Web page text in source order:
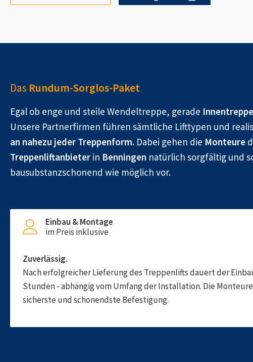
Das Rundum-Sorglos-Paket
Egal ob enge und steile Wendeltreppe, gerade
Unsere Partnerfirmen führen sämtliche Lifttypen und
an nahezu jeder Treppenform. Dabei gehen die Monteure
Treppenliftanbieter in Benningen natürlich sorgfältig und
bausubstanzschonend wie möglich vor.
Einbau & Montage
im Preis inklusive
Zuverlässig.
Nach erfolgreicher Lieferung des Treppenlifts dauert der
Stunden - abhängig vom Umfang der Installation. Die
sicherste und schonendste Befestigung.